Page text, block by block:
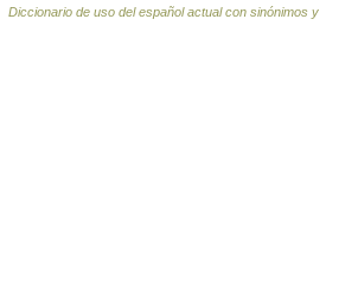
Diccionario de uso del español actual con sinónimos y